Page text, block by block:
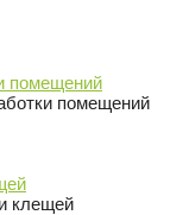
помещений
помещений
клещей